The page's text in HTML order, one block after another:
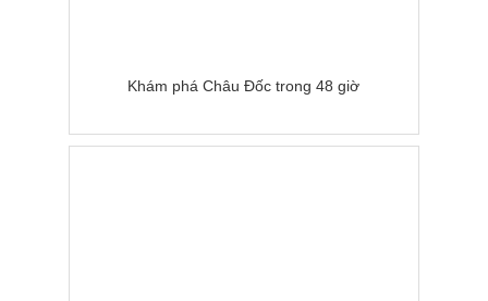
Khám phá Châu Đốc trong 48 giờ